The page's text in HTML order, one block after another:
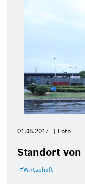
01.08.2017 Foto
Standort von
Wirtschaft